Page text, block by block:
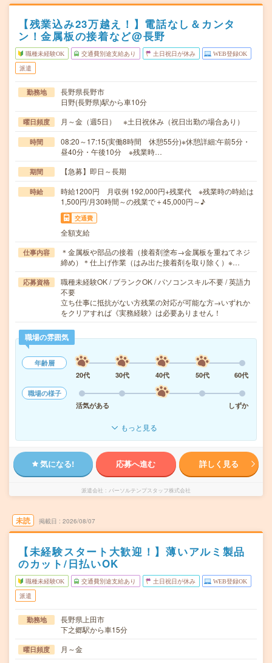
【残業込み23万越え！】電話なし＆カンタ
ン！金属板の接着など@長野
職種未経験OK 交通費別途支給あり 土日祝日が休み WEB登録OK
派遣
勤務地
長野県長野市
日野(長野県)駅から車10分
曜日頻度 月～金（週5日） ※土日祝休み（祝日出勤の場合あり）
時間
08:20～17:15(実働8時間 休憩55分)※休憩詳細:午前5分・
昼40分・午後10分 ※残業時…
期間 【急募】即日～長期
時給
時給1200円 月収例 192,000円+残業代 ※残業時の時給は
1,500円/月30時間～の残業で＋45,000円～♪
交通費
全額支給
仕事内容
＊金属板や部品の接着（接着剤塗布→金属板を重ねてネジ
締め）＊仕上げ作業（はみ出た接着剤を取り除く）※…
応募資格
職種未経験OK / ブランクOK / パソコンスキル不要 / 英語力
不要
立ち仕事に抵抗がない方残業の対応が可能な方→いずれか
をクリアすれば《実務経験》は必要ありません！
職場の雰囲気
年齢層
20代
30代 40代 50代
60代
職場の様子
活気がある
しずか
もっと見る
気になる! 応募へ進む 詳しく見る
派遣会社 パーソルテンプスタッフ株式会社
未読 掲載日 2026/08/07
【未経験スタート大歓迎！】薄いアルミ製品
のカット/日払いOK
職種未経験OK 交通費別途支給あり 土日祝日が休み WEB登録OK
派遣
勤務地
長野県上田市
下之郷駅から車15分
曜日頻度 月～金